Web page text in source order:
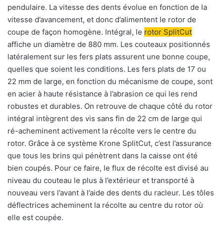
pendulaire. La vitesse des dents évolue en fonction de la
vitesse d’avancement, et donc d’alimentent le rotor de
coupe de façon homogène. Intégral, le rotor SplitCut
affiche un diamètre de 880 mm. Les couteaux positionnés
latéralement sur les fers plats assurent une bonne coupe,
quelles que soient les conditions. Les fers plats de 17 ou
22 mm de large, en fonction du mécanisme de coupe, sont
en acier à haute résistance à l’abrasion ce qui les rend
robustes et durables. On retrouve de chaque côté du rotor
intégral intègrent des vis sans fin de 22 cm de large qui
ré-acheminent activement la récolte vers le centre du
rotor. Grâce à ce système Krone SplitCut, c’est l’assurance
que tous les brins qui pénètrent dans la caisse ont été
bien coupés. Pour ce faire, le flux de récolte est divisé au
niveau du couteau le plus à l’extérieur et transporté à
nouveau vers l’avant à l’aide des dents du racleur. Les tôles
déflectrices acheminent la récolte au centre du rotor où
elle est coupée.